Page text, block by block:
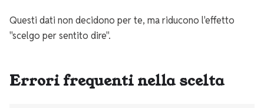
Questi dati non decidono per te, ma riducono l'effetto
"scelgo per sentito dire".
Errori frequenti nella scelta